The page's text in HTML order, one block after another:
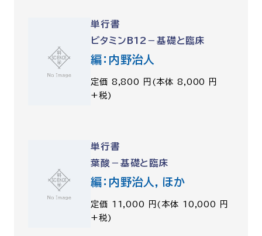
単行書
ビタミンB12－基礎と臨床
編：内野治人
定価 8,800 円(本体 8,000 円
+税)
単行書
葉酸－基礎と臨床
編：内野治人，ほか
定価 11,000 円(本体 10,000 円
+税)